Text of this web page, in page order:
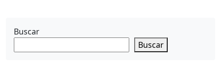
«
S
Buscar
Buscar